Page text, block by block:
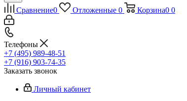
Сравнение0 Отложенные 0 Корзина0 0
Телефоны
+7 (495) 989-48-51
+7 (916) 903-74-35
Заказать звонок
Личный кабинет